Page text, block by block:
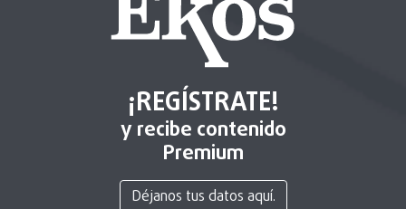
¡REGÍSTRATE!
y recibe contenido
Premium
Déjanos tus datos aquí.